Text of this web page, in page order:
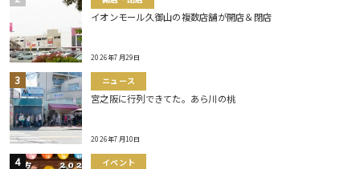
イオンモール久御山の複数店舗が開店＆閉店
2026年7月29日
ニュース
宮之阪に行列できてた。あら川の桃
2026年7月10日
イベント